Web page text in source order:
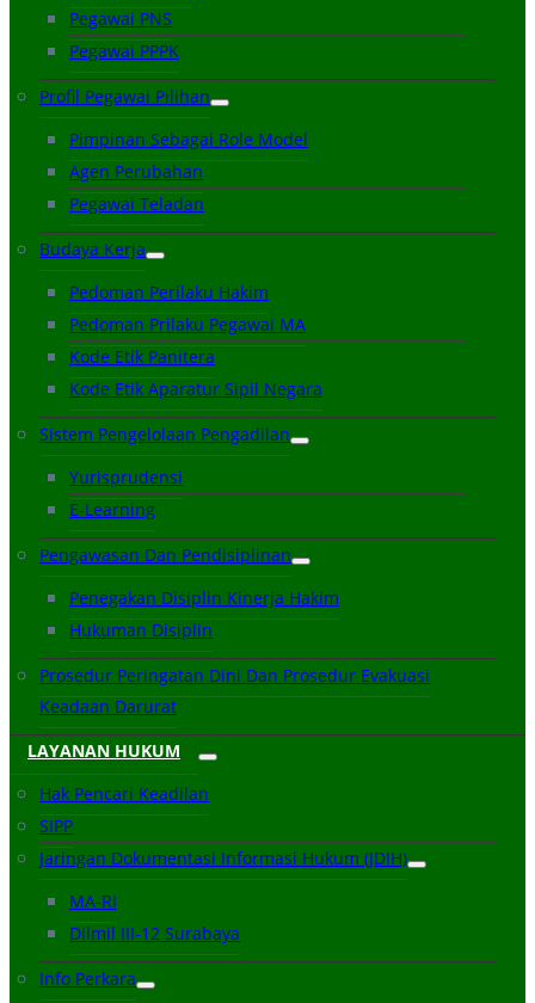
Pegawai PNS
Pegawai PPPK
Profil Pegawai Pilihan
Pimpinan Sebagai Role Model
Agen Perubahan
Pegawai Teladan
Budaya Kerja
Pedoman Perilaku Hakim
Pedoman Prilaku Pegawai MA
Kode Etik Panitera
Kode Etik Aparatur Sipil Negara
Sistem Pengelolaan Pengadilan
Yurisprudensi
E-Learning
Pengawasan Dan Pendisiplinan
Penegakan Disiplin Kinerja Hakim
Hukuman Disiplin
Prosedur Peringatan Dini Dan Prosedur Evakuasi
Keadaan Darurat
LAYANAN HUKUM
Hak Pencari Keadilan
SIPP
Jaringan Dokumentasi Informasi Hukum (JDIH)
MA-RI
Dilmil III-12 Surabaya
Info Perkara